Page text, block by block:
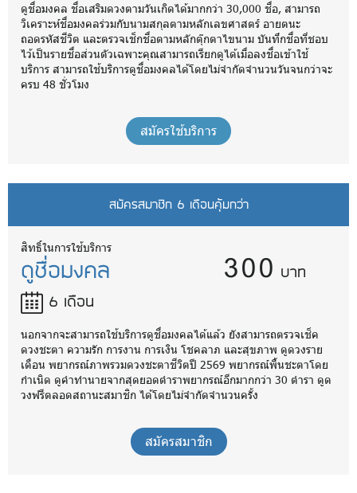
ดูชื่อมงคล ชื่อเสริมดวงตามวันเกิดได้มากกว่า 30,000 ชื่อ, สามารถ
วิเคราะห์ชื่อมงคลร่วมกับนามสกุลตามหลักเลขศาสตร์ อายตนะ
ถอดรหัสชีวิต และตรวจเช็กชื่อตามหลักตุ๊กตาไขนาม บันทึกชื่อที่ชอบ
ไว้เป็นรายชื่อส่วนตัวเฉพาะคุณสามารถเรียกดูได้เมื่อลงชื่อเข้าใช้
บริการ สามารถใช้บริการดูชื่อมงคลได้โดยไม่จำกัดจำนวนวันจนกว่าจะ
ครบ 48 ชั่วโมง
สมัครใช้บริการ
สมัครสมาชิก 6 เดือนคุ้มกว่า
สิทธิ์ในการใช้บริการ
ดูชื่อมงคล
6 เดือน
300 บาท
นอกจากจะสามารถใช้บริการดูชื่อมงคลได้แล้ว ยังสามารถตรวจเช็ค
ดวงชะตา ความรัก การงาน การเงิน โชคลาภ และสุขภาพ ดูดวงราย
เดือน พยากรณ์ภาพรวมดวงชะตาชีวิตปี 2569 พยากรณ์พื้นชะตาโดย
กำเนิด ดูคำทำนายจากสุดยอดตำราพยากรณ์อีกมากกว่า 30 ตำรา ดูด
วงฟรีตลอดสถานะสมาชิก ได้โดยไม่จำกัดจำนวนครั้ง
สมัครสมาชิก